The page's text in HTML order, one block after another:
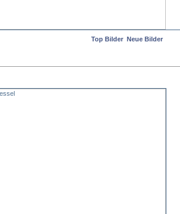
Top Bilder Neue Bilder